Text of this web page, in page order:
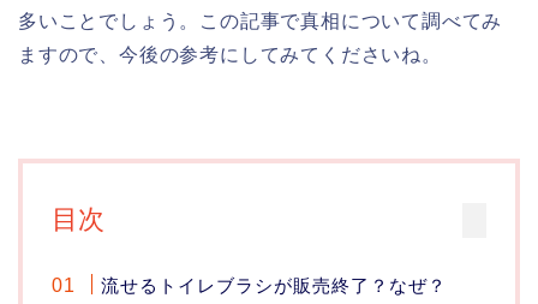
多いことでしょう。この記事で真相について調べてみ
ますので、今後の参考にしてみてくださいね。
目次
流せるトイレブラシが販売終了？なぜ？